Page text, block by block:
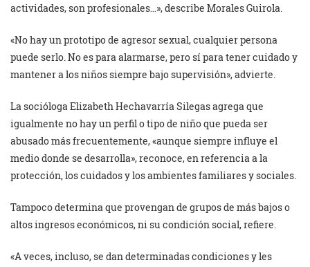
actividades, son profesionales…», describe Morales Guirola.
«No hay un prototipo de agresor sexual, cualquier persona
puede serlo. No es para alarmarse, pero sí para tener cuidado y
mantener a los niños siempre bajo supervisión», advierte.
La socióloga Elizabeth Hechavarría Silegas agrega que
igualmente no hay un perfil o tipo de niño que pueda ser
abusado más frecuentemente, «aunque siempre influye el
medio donde se desarrolla», reconoce, en referencia a la
protección, los cuidados y los ambientes familiares y sociales.
Tampoco determina que provengan de grupos de más bajos o
altos ingresos económicos, ni su condición social, refiere.
«A veces, incluso, se dan determinadas condiciones y les